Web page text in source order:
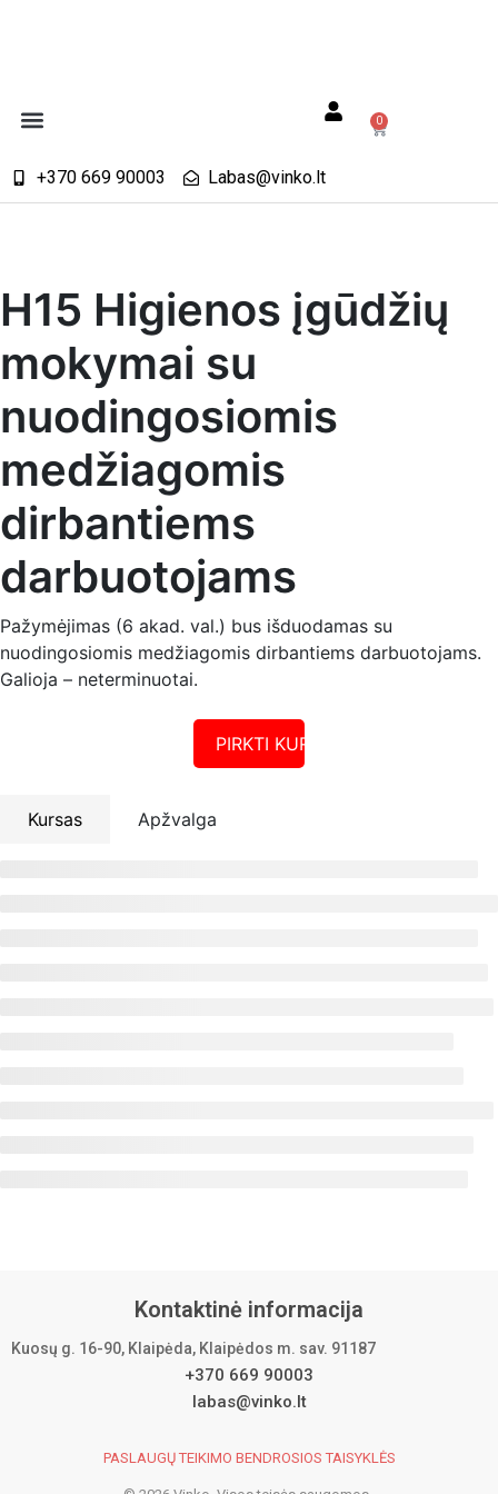
0
+370 669 90003 Labas@vinko.lt
H15 Higienos įgūdžių
mokymai su
nuodingosiomis
medžiagomis
dirbantiems
darbuotojams
Pažymėjimas (6 akad. val.) bus išduodamas su
nuodingosiomis medžiagomis dirbantiems darbuotojams.
Galioja – neterminuotai.
PIRKTI KURSUS
Kursas Apžvalga
Kontaktinė informacija
Kuosų g. 16-90, Klaipėda, Klaipėdos m. sav. 91187
+370 669 90003
labas@vinko.lt
PASLAUGŲ TEIKIMO BENDROSIOS TAISYKLĖS